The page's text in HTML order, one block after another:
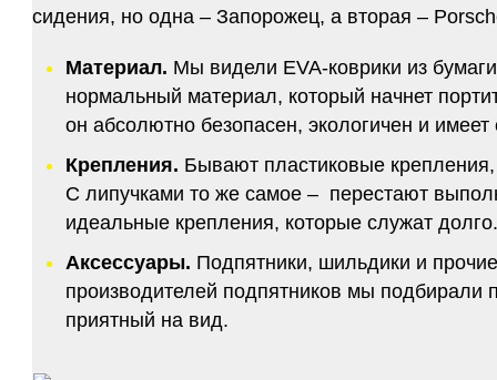
сидения, но одна – Запорожец, а вторая –
Материал. Мы видели EVA-коврики из
нормальный материал, который начнет
он абсолютно безопасен, экологичен и
Крепления. Бывают пластиковые
С липучками то же самое – перестают
идеальные крепления, которые служат
Аксессуары. Подпятники, шильдики и
производителей подпятников мы подбирали
приятный на вид.